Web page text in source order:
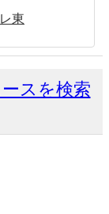
東
スを検索